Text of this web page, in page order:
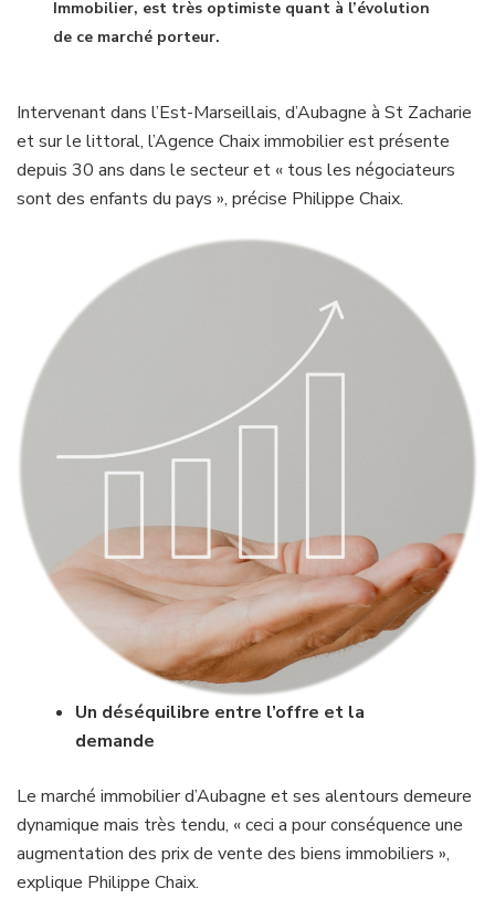
Immobilier, est très optimiste quant à l’évolution
de ce marché porteur.
Intervenant dans l’Est-Marseillais, d’Aubagne à St Zacharie
et sur le littoral, l’Agence Chaix immobilier est présente
depuis 30 ans dans le secteur et « tous les négociateurs
sont des enfants du pays », précise Philippe Chaix.
Un déséquilibre entre l’offre et la
demande
Le marché immobilier d’Aubagne et ses alentours demeure
dynamique mais très tendu, « ceci a pour conséquence une
augmentation des prix de vente des biens immobiliers »,
explique Philippe Chaix.